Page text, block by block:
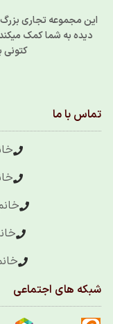
این مجموعه تجاری بزرگ
دیده به شما کمک میکند
کتونی
تماس با ما
خانم
خانم
خانم
شبکه های اجتماعی